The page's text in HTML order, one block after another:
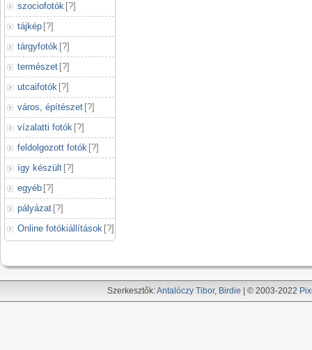
szociofotók [?]
tájkép [?]
tárgyfotók [?]
természet [?]
utcaifotók [?]
város, építészet [?]
vízalatti fotók [?]
feldolgozott fotók [?]
így készült [?]
egyéb [?]
pályázat [?]
Online fotókiállítások [?]
Szerkesztők:Antalóczy Tibor, Birdie | © 2003-2022